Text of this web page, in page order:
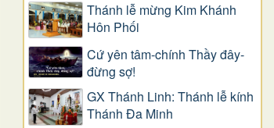
Thánh lễ mừng Kim Khánh
Hôn Phối
Cứ yên tâm-chính Thầy đây-
đừng sợ!
GX Thánh Linh: Thánh lễ kính
Thánh Đa Minh